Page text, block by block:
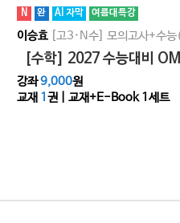
N 완 AI 자막 여름대특강
이승효 [고3·N수] 모의고사+수
[수학] 2027 수능대비
강좌9,000원
교재 1 권 | 교재+E-Book 1세트